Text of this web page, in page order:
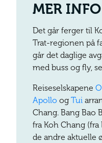
MER INFO
Det går ferger til
Trat-regionen på
går det daglige
med buss og fly, se
Reiseselskapene
Apollo og Tui
Chang. Bang Bao
fra Koh Chang
de andre aktuelle